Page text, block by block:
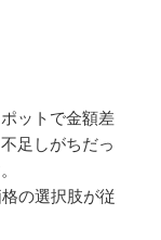
ットで金額差
足しがちだっ
の選択肢が従